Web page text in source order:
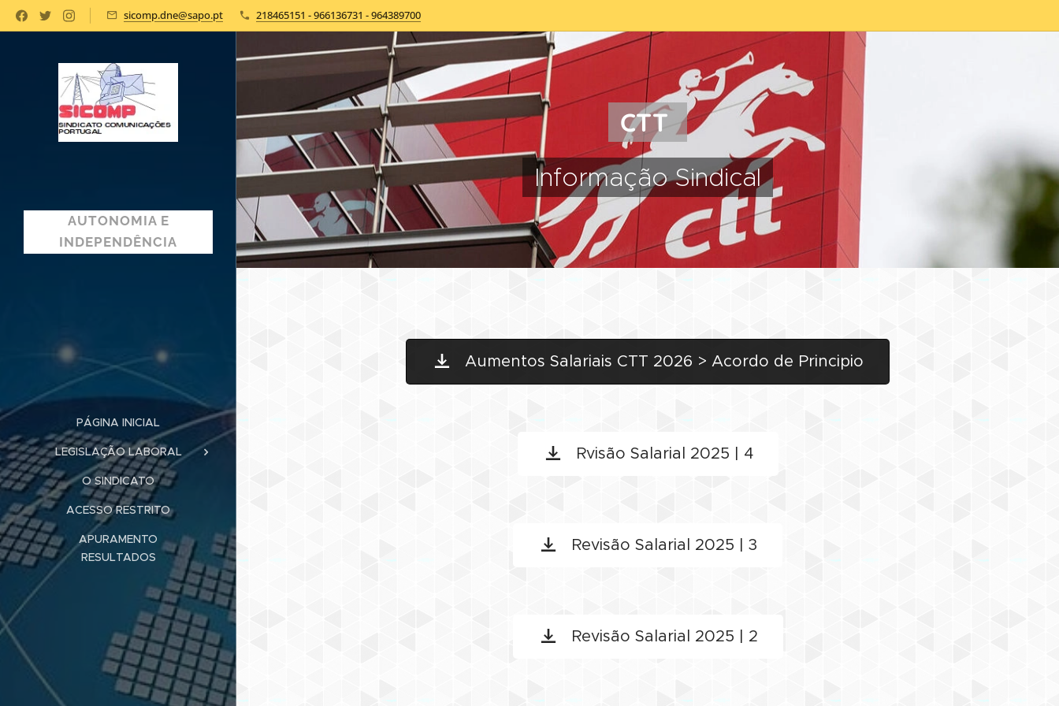
sicomp.dne@sapo.pt 218465151 - 966136731 - 964389700
AUTONOMIA E
INDEPENDÊNCIA
PÁGINA INICIAL
LEGISLAÇÃO LABORAL
O SINDICATO
ACESSO RESTRITO
APURAMENTO
RESULTADOS
CTT
Informação Sindical
Aumentos Salariais CTT 2026 > Acordo de Principio
Rvisão Salarial 2025 | 4
Revisão Salarial 2025 | 3
Revisão Salarial 2025 | 2